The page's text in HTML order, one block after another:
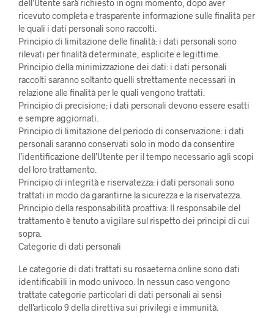
dell’Utente sarà richiesto in ogni momento, dopo aver
ricevuto completa e trasparente informazione sulle finalità per
le quali i dati personali sono raccolti.
Principio di limitazione delle finalità: i dati personali sono
rilevati per finalità determinate, esplicite e legittime.
Principio della minimizzazione dei dati: i dati personali
raccolti saranno soltanto quelli strettamente necessari in
relazione alle finalità per le quali vengono trattati.
Principio di precisione: i dati personali devono essere esatti
e sempre aggiornati.
Principio di limitazione del periodo di conservazione: i dati
personali saranno conservati solo in modo da consentire
l’identificazione dell’Utente per il tempo necessario agli scopi
del loro trattamento.
Principio di integrità e riservatezza: i dati personali sono
trattati in modo da garantirne la sicurezza e la riservatezza.
Principio della responsabilità proattiva: Il responsabile del
trattamento è tenuto a vigilare sul rispetto dei principi di cui
sopra.
Categorie di dati personali
Le categorie di dati trattati su rosaeterna.online sono dati
identificabili in modo univoco. In nessun caso vengono
trattate categorie particolari di dati personali ai sensi
dell’articolo 9 della direttiva sui privilegi e immunità.